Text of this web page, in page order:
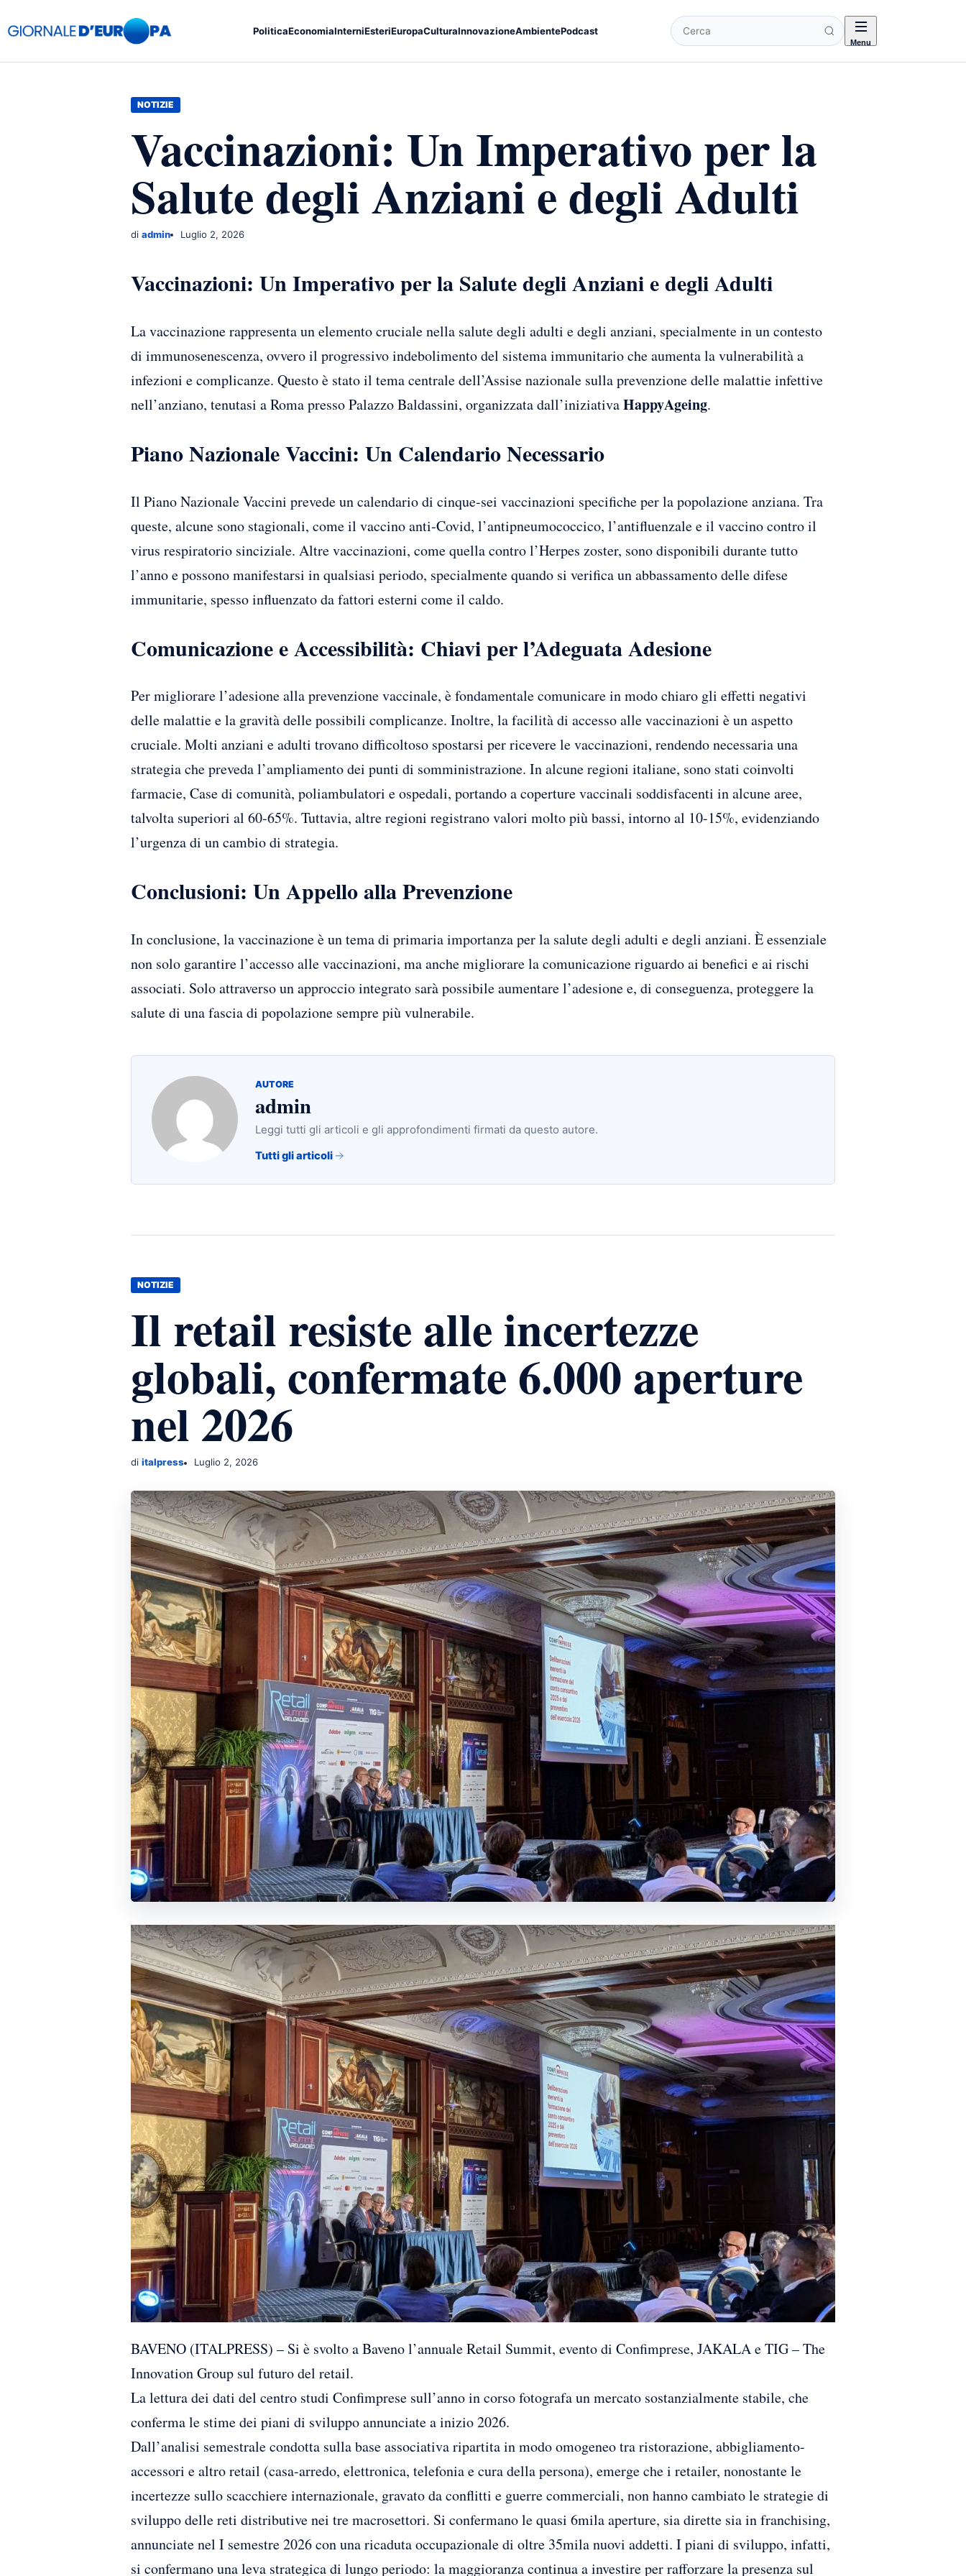
PoliticaEconomiaInterniEsteriEuropaCulturaInnovazioneAmbientePodcast Cerca Menu
NOTIZIE
Vaccinazioni: Un Imperativo per la
Salute degli Anziani e degli Adulti
di admin Luglio 2, 2026
Vaccinazioni: Un Imperativo per la Salute degli Anziani e degli Adulti
La vaccinazione rappresenta un elemento cruciale nella salute degli adulti e degli anziani, specialmente in un contesto
di immunosenescenza, ovvero il progressivo indebolimento del sistema immunitario che aumenta la vulnerabilità a
infezioni e complicanze. Questo è stato il tema centrale dell’Assise nazionale sulla prevenzione delle malattie infettive
nell’anziano, tenutasi a Roma presso Palazzo Baldassini, organizzata dall’iniziativaHappyAgeing.
Piano Nazionale Vaccini: Un Calendario Necessario
Il Piano Nazionale Vaccini prevede un calendario di cinque-sei vaccinazioni specifiche per la popolazione anziana. Tra
queste, alcune sono stagionali, come il vaccino anti-Covid, l’antipneumococcico, l’antifluenzale e il vaccino contro il
virus respiratorio sinciziale. Altre vaccinazioni, come quella contro l’Herpes zoster, sono disponibili durante tutto
l’anno e possono manifestarsi in qualsiasi periodo, specialmente quando si verifica un abbassamento delle difese
immunitarie, spesso influenzato da fattori esterni come il caldo.
Comunicazione e Accessibilità: Chiavi per l’Adeguata Adesione
Per migliorare l’adesione alla prevenzione vaccinale, è fondamentale comunicare in modo chiaro gli effetti negativi
delle malattie e la gravità delle possibili complicanze. Inoltre, la facilità di accesso alle vaccinazioni è un aspetto
cruciale. Molti anziani e adulti trovano difficoltoso spostarsi per ricevere le vaccinazioni, rendendo necessaria una
strategia che preveda l’ampliamento dei punti di somministrazione. In alcune regioni italiane, sono stati coinvolti
farmacie, Case di comunità, poliambulatori e ospedali, portando a coperture vaccinali soddisfacenti in alcune aree,
talvolta superiori al 60-65%. Tuttavia, altre regioni registrano valori molto più bassi, intorno al 10-15%, evidenziando
l’urgenza di un cambio di strategia.
Conclusioni: Un Appello alla Prevenzione
In conclusione, la vaccinazione è un tema di primaria importanza per la salute degli adulti e degli anziani. È essenziale
non solo garantire l’accesso alle vaccinazioni, ma anche migliorare la comunicazione riguardo ai benefici e ai rischi
associati. Solo attraverso un approccio integrato sarà possibile aumentare l’adesione e, di conseguenza, proteggere la
salute di una fascia di popolazione sempre più vulnerabile.
AUTORE
admin
Leggi tutti gli articoli e gli approfondimenti firmati da questo autore.
Tutti gli articoli
NOTIZIE
Il retail resiste alle incertezze
globali, confermate 6.000 aperture
nel 2026
di italpress Luglio 2, 2026
BAVENO (ITALPRESS) – Si è svolto a Baveno l’annuale Retail Summit, evento di Confimprese, JAKALA e TIG – The
Innovation Group sul futuro del retail.
La lettura dei dati del centro studi Confimprese sull’anno in corso fotografa un mercato sostanzialmente stabile, che
conferma le stime dei piani di sviluppo annunciate a inizio 2026.
Dall’analisi semestrale condotta sulla base associativa ripartita in modo omogeneo tra ristorazione, abbigliamento-
accessori e altro retail (casa-arredo, elettronica, telefonia e cura della persona), emerge che i retailer, nonostante le
incertezze sullo scacchiere internazionale, gravato da conflitti e guerre commerciali, non hanno cambiato le strategie di
sviluppo delle reti distributive nei tre macrosettori. Si confermano le quasi 6mila aperture, sia dirette sia in franchising,
annunciate nel I semestre 2026 con una ricaduta occupazionale di oltre 35mila nuovi addetti. I piani di sviluppo, infatti,
si confermano una leva strategica di lungo periodo: la maggioranza continua a investire per rafforzare la presenza sul